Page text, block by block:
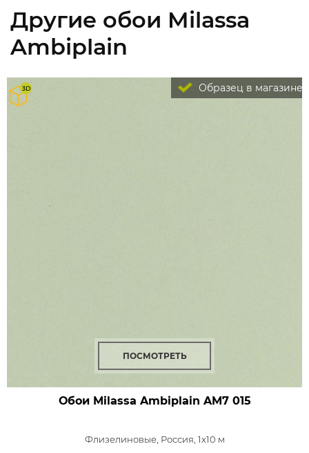
Другие обои Milassa
Ambiplain
Образец в магазине
ПОСМОТРЕТЬ
Обои Milassa Ambiplain AM7 015
Флизелиновые, Россия, 1x10 м